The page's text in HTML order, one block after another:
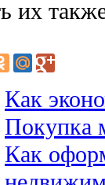
их
Как
Покупка
Как